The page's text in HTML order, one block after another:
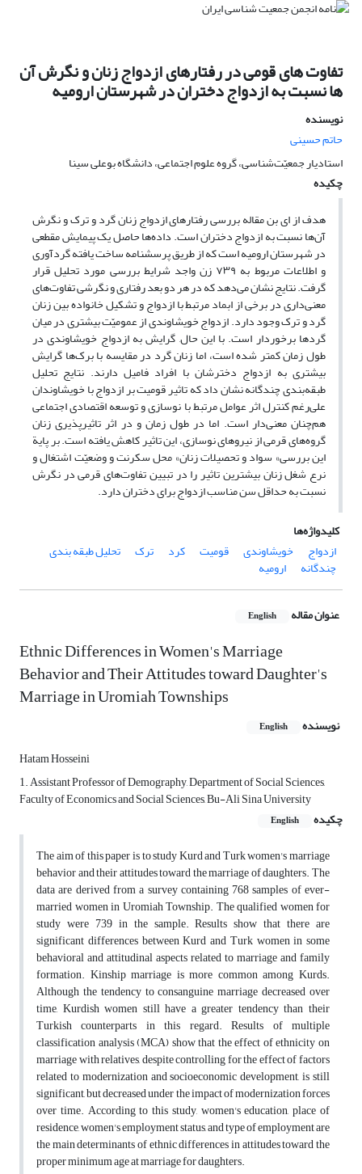
تفاوت های قومی در رفتارهای ازدواج زنان و نگرش آن
ها نسبت به ازدواج دختران در شهرستان ارومیه
نویسنده
حاتم حسینی
استادیار جمعیّت‌شناسی، گروه علوم اجتماعی، دانشگاه بوعلی سینا
چکیده
هدف از ای بن مقاله بررسی رفتارهای ازدواج زنان گرد و ترک و نگرش
آن‌ها نسبت به ازدواج دختران است. داده‌ها حاصل یک پیمایش مقطعی
در شهرستان ارومیه است که از طریق پرسشنامه ساخت یافته گردآوری
و اطلاعات مربوط به ۷۳۹ زن واجد شرایط بررسی مورد تحلیل قرار
گرفت. نتایج نشان می‌دهد که در هر دو بعد رفتاری و نگرشی تفاوت‌های
معنی‌داری در برخی از ابماد مرتبط با ازدواج و تشکیل خانواده بین زنان
گرد و ترک وجود دارد. ازدواج خویشاوندی از عمومیّت بیشتری در میان
گردها برخوردار است. با این حال, گرایش به ازدواج خویشاوندی در
طول زمان کمتر شده است، اما زنان گرد در مقایسه با برک‌ها گرایش
بیشتری به ازدواج دخترشان با افراد فامیل دارند. نتایج تحلیل
طبقه‌بندی چندگانه نشان داد که تاثیر قومیت بر ازدواج با خویشاوندان
علی‌رغم کنترل اثر عوامل مرتبط با نوسازی و توسعه اقتصادی اجتماعی
هم‌چنان معنی‌دار است. اما در طول زمان و در اثر تاثیرپذیری زنان
گروه‌های قرمی از نیروهای نوسازی، این تاثیر کاهش یافته است. بر پایة
این بررسی» سواد و تحصیلات زنان» محل سکرنت و وضعیّت اشتغال و
نرع شغل زنان بیشترین تاثیر را در تبیین تفاوت‌های قرمی در نگرش
نسبت به حداقل سن مناسب ازدواج برای دختران دارد.
کلیدواژه‌ها
ازدواج
خویشاوندی قومیت کرد ترک تحلیل طبقه بندی
چندگانه ارومیه
عنوان مقاله English
Ethnic Differences in Women's Marriage
Behavior and Their Attitudes toward Daughter's
Marriage in Uromiah Townships
نویسنده English
Hatam Hosseini
1. Assistant Professor of Demography, Department of Social Sciences,
Faculty of Economics and Social Sciences, Bu-Ali Sina University
چکیده
English
The aim of this paper is to study Kurd and Turk women's marriage
behavior and their attitudes toward the marriage of daughters. The
data are derived from a survey containing 768 samples of ever-
married women in Uromiah Township. The qualified women for
study were 739 in the sample. Results show that there are
significant differences between Kurd and Turk women in some
behavioral and attitudinal aspects related to marriage and family
formation. Kinship marriage is more common among Kurds.
Although the tendency to consanguine marriage decreased over
time, Kurdish women still have a greater tendency than their
Turkish counterparts in this regard. Results of multiple
classification analysis (MCA) show that the effect of ethnicity on
marriage with relatives, despite controlling for the effect of factors
related to modernization and socioeconomic development, is still
significant, but decreased under the impact of modernization forces
over time. According to this study, women's education, place of
residence, women's employment status, and type of employment are
the main determinants of ethnic differences in attitudes toward the
proper minimum age at marriage for daughters.